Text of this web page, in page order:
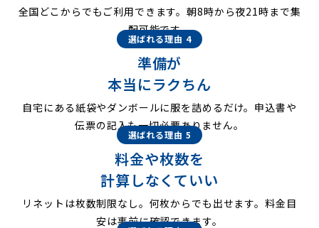
全国どこからでもご利用できます。朝8時から夜21時まで集
配可能です。
選ばれる理由 4
準備が
本当にラクちん
自宅にある紙袋やダンボールに服を詰めるだけ。申込書や
伝票の記入も一切必要ありません。
選ばれる理由 5
料金や枚数を
計算しなくていい
リネットは枚数制限なし。何枚からでも出せます。料金目
安は事前に確認できます。